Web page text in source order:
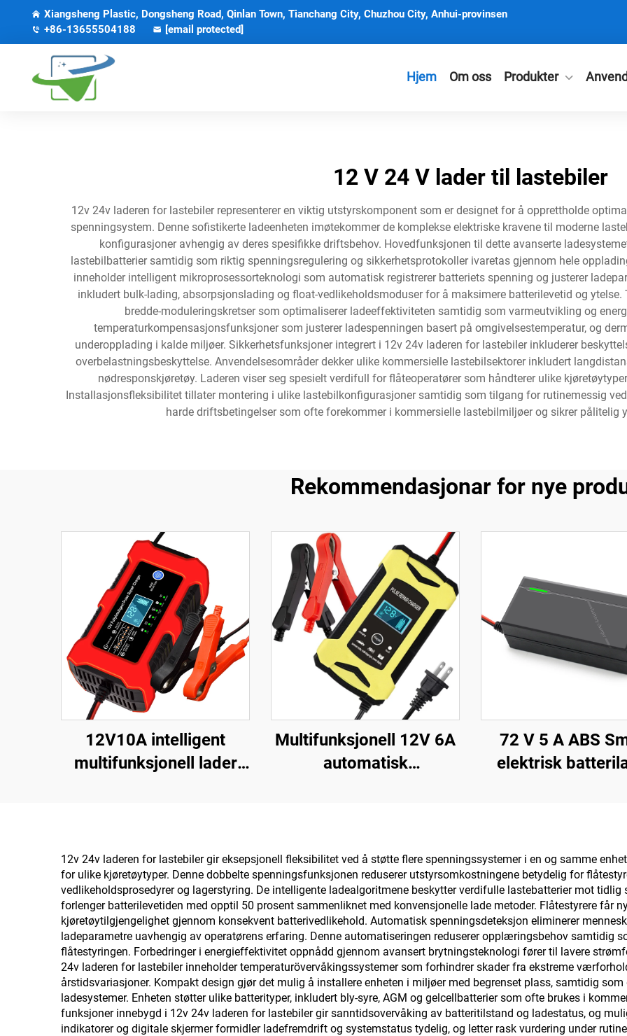
Xiangsheng Plastic, Dongsheng Road, Qinlan Town, Tianchang City, Chuzhou City, Anhui-provinsen
+86-13655504188
[email protected]
Hjem Om oss Produkter
12 V 24 V lader til lastebiler
12v 24v laderen for lastebiler representerer en viktig utstyrskomponent som er designet for å opprettholde
spenningsystem. Denne sofistikerte ladeenheten imøtekommer de komplekse elektriske kravene til moderne
konfigurasjoner avhengig av deres spesifikke driftsbehov. Hovedfunksjonen til dette avanserte
lastebilbatterier samtidig som riktig spenningsregulering og sikkerhetsprotokoller ivaretas gjennom hele
inneholder intelligent mikroprosessorteknologi som automatisk registrerer batteriets spenning og justerer
inkludert bulk-lading, absorpsjonslading og float-vedlikeholdsmoduser for å maksimere batterilevetid og
bredde-moduleringskretser som optimaliserer ladeeffektiviteten samtidig som varmeutvikling og
temperaturkompensasjonsfunksjoner som justerer ladespenningen basert på omgivelsestemperatur, og
underopplading i kalde miljøer. Sikkerhetsfunksjoner integrert i 12v 24v laderen for lastebiler inkluderer
overbelastningsbeskyttelse. Anvendelsesområder dekker ulike kommersielle lastebilsektorer inkludert
nødresponskjøretøy. Laderen viser seg spesielt verdifull for flåteoperatører som håndterer ulike
Installasjonsfleksibilitet tillater montering i ulike lastebilkonfigurasjoner samtidig som tilgang for rutinemessig
harde driftsbetingelser som ofte forekommer i kommersielle lastebilmiljøer og sikrer pålitelig
Rekommendasjonar for nye
12V10A intelligent
multifunksjonell lader
Multifunksjonell 12V 6A
automatisk
scooter, OTP LCD-
skjerm elektrisk
72 V 5 A ABS
elektrisk
12v 24v laderen for lastebiler gir eksepsjonell fleksibilitet ved å støtte flere spenningssystemer i en og samme
for ulike kjøretøytyper. Denne dobbelte spenningsfunksjonen reduserer utstyrsomkostningene betydelig for
vedlikeholdsprosedyrer og lagerstyring. De intelligente ladealgoritmene beskytter verdifulle lastebatterier mot
forlenger batterilevetiden med opptil 50 prosent sammenliknet med konvensjonelle lade metoder. Flåtestyrere får
kjøretøytilgjengelighet gjennom konsekvent batterivedlikehold. Automatisk spenningsdeteksjon eliminerer
ladeparametre uavhengig av operatørens erfaring. Denne automatiseringen reduserer opplæringsbehov samtidig
flåtestyringen. Forbedringer i energieffektivitet oppnådd gjennom avansert brytningsteknologi fører til lavere
24v laderen for lastebiler inneholder temperaturövervåkingssystemer som forhindrer skader fra ekstreme
årstidsvariasjoner. Kompakt design gjør det mulig å installere enheten i miljøer med begrenset plass, samtidig
ladesystemer. Enheten støtter ulike batterityper, inkludert bly-syre, AGM og gelcellbatterier som ofte brukes i
funksjoner innebygd i 12v 24v laderen for lastebiler gir sanntidsovervåking av batteritilstand og ladestatus, og
indikatorer og digitale skjermer formidler ladefremdrift og systemstatus tydelig, og letter rask vurdering under